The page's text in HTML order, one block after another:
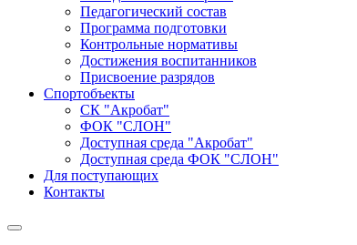
Педагогический состав
Программа подготовки
Контрольные нормативы
Достижения воспитанников
Присвоение разрядов
Спортобъекты
СК "Акробат"
ФОК "СЛОН"
Доступная среда "Акробат"
Доступная среда ФОК "СЛОН"
Для поступающих
Контакты